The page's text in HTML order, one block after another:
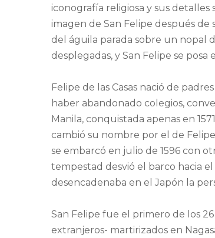
iconografía religiosa y sus
imagen de San Felipe después
del águila parada sobre un nopal
desplegadas, y San Felipe se
Felipe de las Casas nació de
haber abandonado colegios,
Manila, conquistada apenas en
cambió su nombre por el de
se embarcó en julio de 1596 con
tempestad desvió el barco hacia
desencadenaba en el Japón la
San Felipe fue el primero de los 26
extranjeros- martirizados en